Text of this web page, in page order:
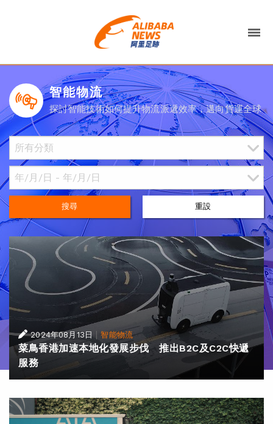
智能物流
探討智能技術如何提升物流派遞效率，邁向貨運全球
搜尋 重設
2024年08月13日 |智能物流
菜鳥香港加速本地化發展步伐 推出B2C及C2C快遞
服務